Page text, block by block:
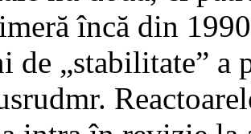
încă din
de „stabilitate” a